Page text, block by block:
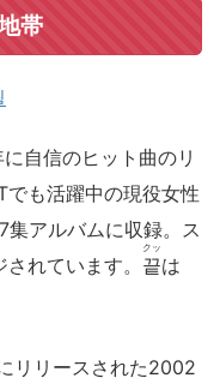
帯
自信のヒット曲のリ
でも活躍中の現役女性
アルバムに収録。ス
れています。 끝
クッ
は
リリースされた2002